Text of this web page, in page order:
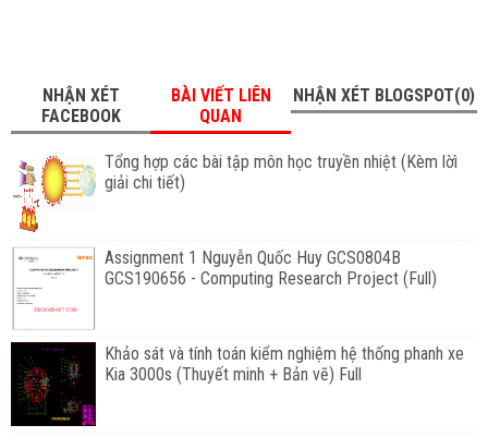
NHẬN XÉT
FACEBOOK
BÀI VIẾT LIÊN
QUAN
NHẬN XÉT BLOGSPOT(0)
Tổng hợp các bài tập môn học truyền nhiệt (Kèm lờì
giải chi tiết)
Assignment 1 Nguyễn Quốc Huy GCS0804B
GCS190656 - Computing Research Project (Full)
Khảo sát và tính toán kiểm nghiệm hệ thống phanh xe
Kia 3000s (Thuyết minh + Bản vẽ) Full